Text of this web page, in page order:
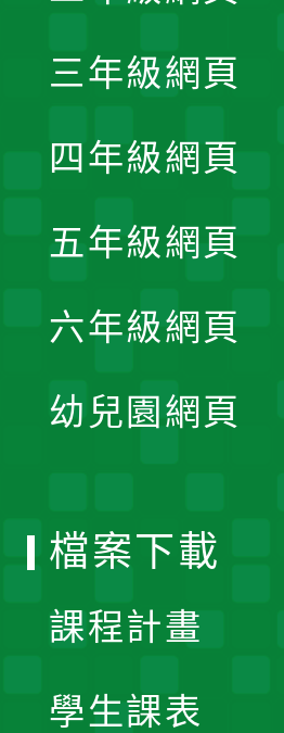
三年級網頁
四年級網頁
五年級網頁
六年級網頁
幼兒園網頁
檔案下載
課程計畫
學生課表